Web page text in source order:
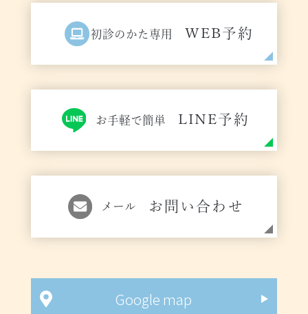
初診のかた専用 WEB予約
お手軽で簡単 LINE予約
メール お問い合わせ
Google map